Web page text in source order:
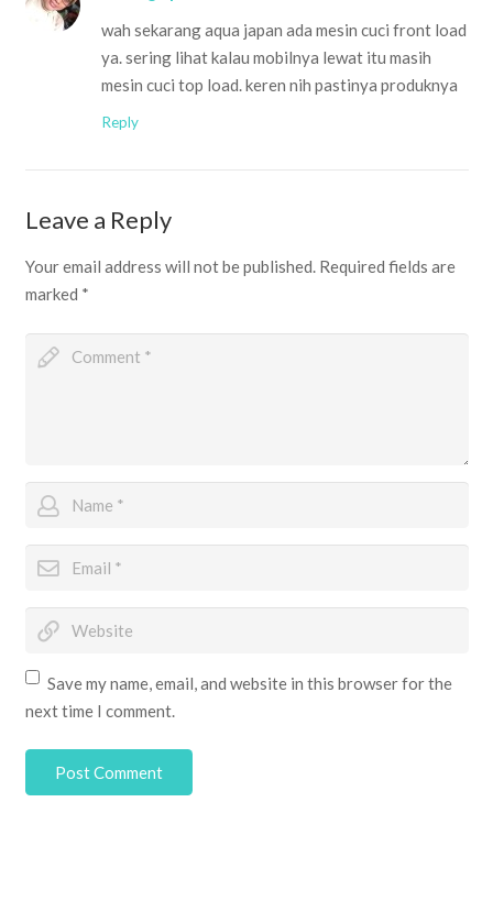
wah sekarang aqua japan ada mesin cuci front load
ya. sering lihat kalau mobilnya lewat itu masih
mesin cuci top load. keren nih pastinya produknya
Reply
Leave a Reply
Your email address will not be published. Required fields are
marked *
Save my name, email, and website in this browser for the
next time I comment.
Post Comment